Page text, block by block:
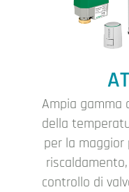
Ampia gamma
della
per la
controllo di